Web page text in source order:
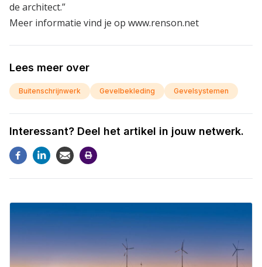
de architect.”
Meer informatie vind je op www.renson.net
Lees meer over
Buitenschrijnwerk Gevelbekleding Gevelsystemen
Interessant? Deel het artikel in jouw netwerk.